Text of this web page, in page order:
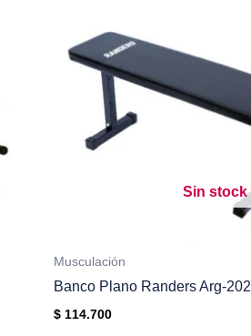
Sin stock
Musculación
Banco Plano Randers Arg-202
$ 114.700